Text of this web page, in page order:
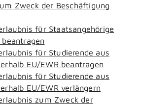
Zweck der Beschäftigung
für Staatsangehörige
für Studierende aus
EU/EWR beantragen
für Studierende aus
EU/EWR verlängern
zum Zweck der